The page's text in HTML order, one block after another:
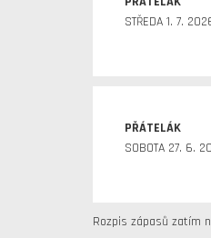
STŘEDA 1. 7.
PŘÁTELÁK
SOBOTA 27. 6.
Rozpis zápasů zatím